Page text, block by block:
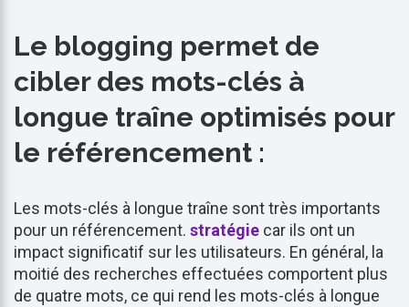
Le blogging permet de
cibler des mots-clés à
longue traîne optimisés pour
le référencement :
Les mots-clés à longue traîne sont très importants
pour un référencement. stratégie car ils ont un
impact significatif sur les utilisateurs. En général, la
moitié des recherches effectuées comportent plus
de quatre mots, ce qui rend les mots-clés à longue